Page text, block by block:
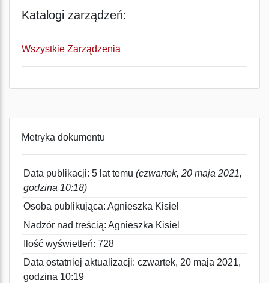
Katalogi zarządzeń:
Wszystkie Zarządzenia
Metryka dokumentu
Data publikacji: 5 lat temu (czwartek, 20 maja 2021,
godzina 10:18)
Osoba publikująca: Agnieszka Kisiel
Nadzór nad treścią: Agnieszka Kisiel
Ilość wyświetleń: 728
Data ostatniej aktualizacji: czwartek, 20 maja 2021,
godzina 10:19